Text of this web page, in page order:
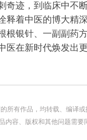
奇迹，到临床中不
释着中医的博大精
根银针、一副副药
医在新时代焕发出
所有作品，均转载、编译
内容、版权和其他问题需